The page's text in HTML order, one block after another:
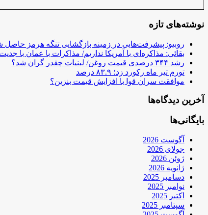
نوشته‌های تازه
روبیو: پیشرفت‌هایی در زمینه بازگشایی تنگه هرمز
بقائی: مذاکره‌ای با آمریکا نداریم/ مذاکرات با عمان با
رشد ۳۴۴ درصدی قیمت روغن/ لبنیات چقدر گران شد؟
تورم تیر ماه رکورد زد؛ ۸۳.۹ درصد
موافقت سران قوا با افزایش قیمت بنزین؟
آخرین دیدگاه‌ها
بایگانی‌ها
آگوست 2026
جولای 2026
ژوئن 2026
ژانویه 2026
دسامبر 2025
نوامبر 2025
اکتبر 2025
سپتامبر 2025